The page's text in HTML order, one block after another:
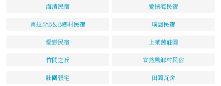
海濱民宿 愛情海民宿
喜拉朵B＆B鄉村民宿 璞園民宿
愛戀民宿 上萊茵莊園
竹間之丘 宜然風鄉村民宿
壯圍張宅 田園瓦舍